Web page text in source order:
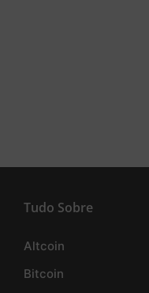
Tudo Sobre
Altcoin
Bitcoin